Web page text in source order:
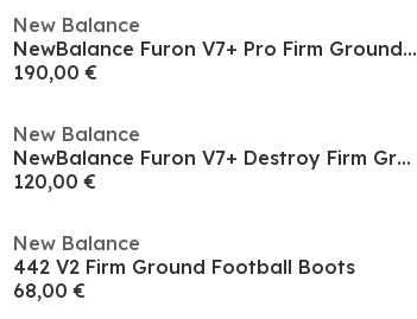
New Balance
NewBalance Furon V7+ Pro Firm Ground Football Boots
190,00 €
New Balance
NewBalance Furon V7+ Destroy Firm Ground Football Boots
120,00 €
New Balance
442 V2 Firm Ground Football Boots
68,00 €